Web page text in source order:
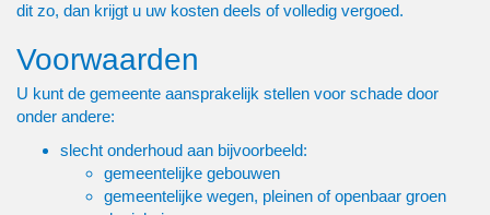
dit zo, dan krijgt u uw kosten deels of volledig vergoed.
Voorwaarden
U kunt de gemeente aansprakelijk stellen voor schade door
onder andere:
slecht onderhoud aan bijvoorbeeld:
gemeentelijke gebouwen
gemeentelijke wegen, pleinen of openbaar groen